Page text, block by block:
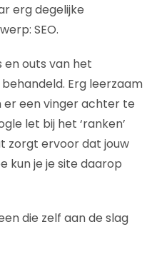
erg degelijke
SEO.
en outs van het
Erg leerzaam
er een vinger achter te
let bij het ‘ranken’
zorgt ervoor dat jouw
kun je je site daarop
die zelf aan de slag